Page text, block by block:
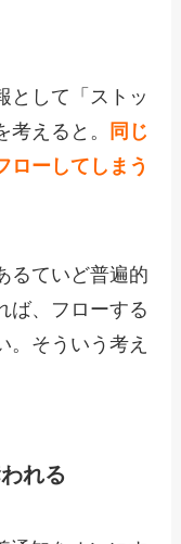
として「ストッ
えると。
同じ
ローしてしまう
るていど普遍的
ば、フローする
。そういう考え
れる